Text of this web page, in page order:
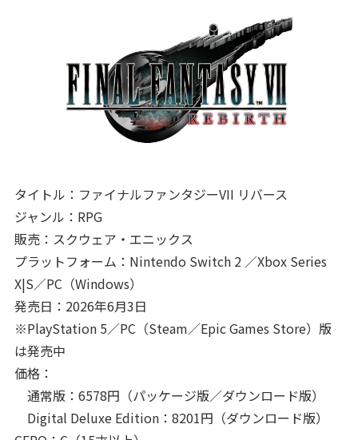
タイトル：ファイナルファンタジーVII リバース
ジャンル：RPG
販売：スクウェア・エニックス
プラットフォーム：Nintendo Switch 2 ／Xbox Series
X|S／PC（Windows）
発売日：2026年6月3日
※PlayStation 5／PC（Steam／Epic Games Store）版
は発売中
価格：
通常版：6578円（パッケージ版／ダウンロード版）
Digital Deluxe Edition：8201円（ダウンロード版）